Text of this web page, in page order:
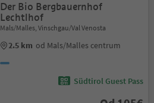
Der Bio Bergbauernhof
Lechtlhof
Mals/Malles, Vinschgau/Val Venosta
2.5 km od Mals/Malles centrum
Südtirol Guest Pass